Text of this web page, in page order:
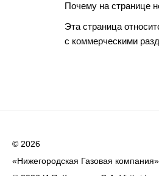
Почему на странице
Эта страница
с коммерческими
© 2026
«Нижегородская Газовая компания»